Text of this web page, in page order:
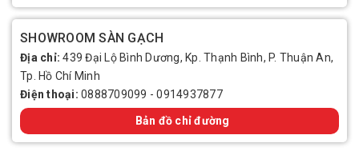
SHOWROOM SÀN GẠCH
Địa chỉ:439 Đại Lộ Bình Dương, Kp. Thạnh Bình, P. Thuận An,
Tp. Hồ Chí Minh
Điện thoại: 0888709099 -0914937877
Bản đồ chỉ đường